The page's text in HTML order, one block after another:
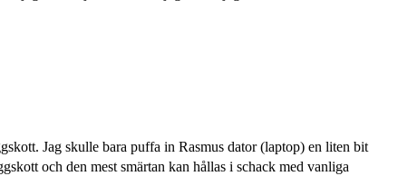
Jag skulle bara puffa in Rasmus dator (laptop) en liten bit
och den mest smärtan kan hållas i schack med vanliga